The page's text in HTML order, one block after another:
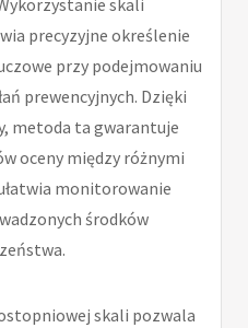
skali
precyzyjne określenie
przy podejmowaniu
prewencyjnych. Dzięki
metoda ta gwarantuje
oceny między różnymi
monitorowanie
środków
skali pozwala